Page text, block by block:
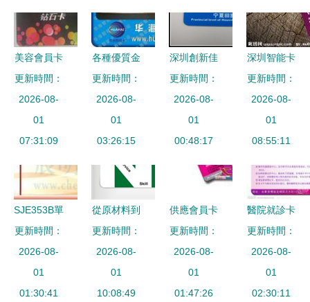
美容會員卡
的全面指南
印刷、制作
與供應要素
更新時間：
2026-08-
01
07:31:09
各種優質金
屬卡[供應]_
各種優質金
屬卡價格_
各種優質金
世界工廠網
產品信息庫
更新時間：
2026-08-
01
03:26:15
深圳創新佳
智能卡深圳
第一分公司
智能卡領域
的行業先鋒
更新時間：
2026-08-
01
00:48:17
深圳智能卡
制造服務深
度解析 品
質、定制與
源頭供應鏈
更新時間：
2026-08-
01
08:55:11
SJE353B單
23軌磁條卡
讀寫器 為
超市安全與
高效量身定
更新時間：
2026-08-
01
01:30:41
從原材料到
成品 磁條
卡價格與工
藝背后的行
業引擎——
更新時間：
2026-08-
01
10:08:49
供應會員卡
印刷 找上
譽智能卡,
十年生品經
驗,十年品
更新時間：
2026-08-
01
01:47:26
醫院就診卡
專業化生產
深圳智能卡
工廠的供應
優勢
更新時間：
2026-08-
01
02:30:11